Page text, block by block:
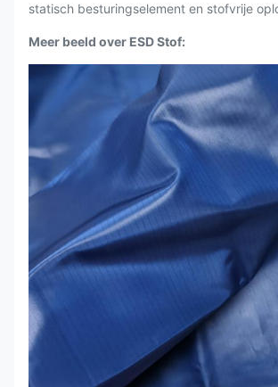
statisch besturingselement en stofvrije
Meer beeld over ESD Stof: